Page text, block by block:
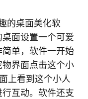
的桌面美化软
面设置一个可爱
单，软件一开始
界面点击这个小
上看到这个小人
行互动。软件还支